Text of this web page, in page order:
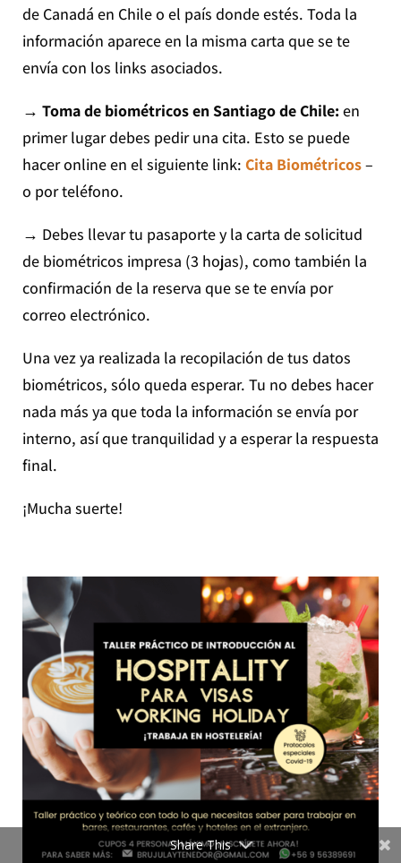
de Canadá en Chile o el país donde estés. Toda la
información aparece en la misma carta que se te
envía con los links asociados.
→ Toma de biométricos en Santiago de Chile:en
primer lugar debes pedir una cita. Esto se puede
hacer online en el siguiente link: Cita Biométricos–
o por teléfono.
→ Debes llevar tu pasaporte y la carta de solicitud
de biométricos impresa (3 hojas), como también la
confirmación de la reserva que se te envía por
correo electrónico.
Una vez ya realizada la recopilación de tus datos
biométricos, sólo queda esperar. Tu no debes hacer
nada más ya que toda la información se envía por
interno, así que tranquilidad y a esperar la respuesta
final.
¡Mucha suerte!
Share This